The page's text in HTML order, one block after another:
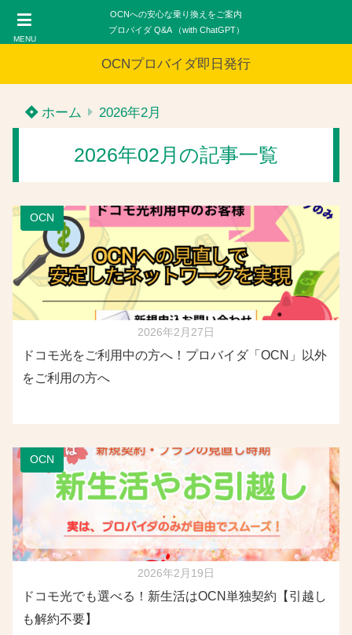
MENU
OCNへの安心な乗り換えをご案内
プロバイダ Q&A （with ChatGPT）
OCNプロバイダ即日発行
ホーム 2026年2月
2026年02月の記事一覧
OCN
2026年2月27日
ドコモ光をご利用中の方へ！プロバイダ「OCN」以外
をご利用の方へ
OCN
2026年2月19日
ドコモ光でも選べる！新生活はOCN単独契約【引越し
も解約不要】